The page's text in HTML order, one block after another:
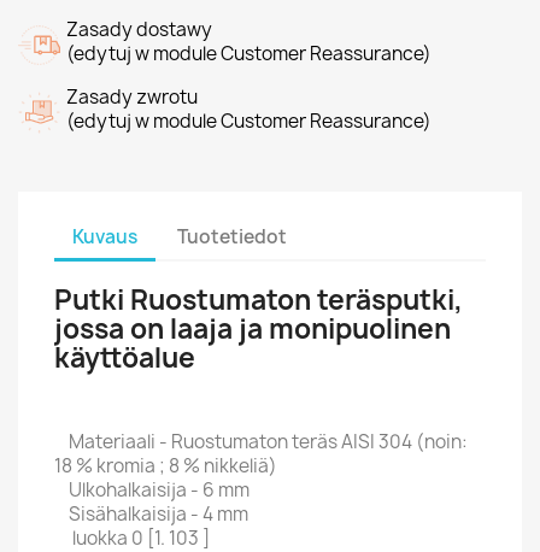
Zasady dostawy
(edytuj w module Customer Reassurance)
Zasady zwrotu
(edytuj w module Customer Reassurance)
Kuvaus Tuotetiedot
Putki Ruostumaton teräsputki,
jossa on laaja ja monipuolinen
käyttöalue
Materiaali - Ruostumaton teräs AISI 304 (noin:
18 % kromia ; 8 % nikkeliä)
Ulkohalkaisija - 6 mm
Sisähalkaisija - 4 mm
luokka 0 [1. 103 ]